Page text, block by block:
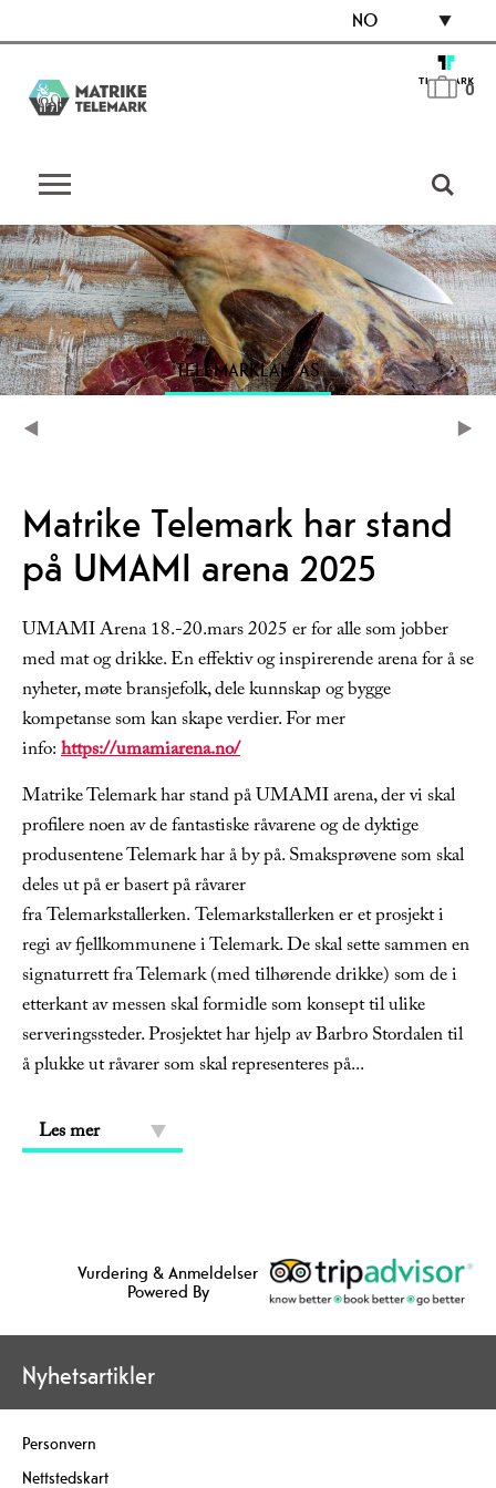
NO
0
TELEMARKLAM AS
Matrike Telemark har stand
på UMAMI arena 2025
UMAMI Arena 18.-20.mars 2025 er for alle som jobber
med mat og drikke. En effektiv og inspirerende arena for å se
nyheter, møte bransjefolk, dele kunnskap og bygge
kompetanse som kan skape verdier. For mer
info:https://umamiarena.no/
Matrike Telemark har stand på UMAMI arena, der vi skal
profilere noen av de fantastiske råvarene og de dyktige
produsentene Telemark har å by på. Smaksprøvene som skal
deles ut på er basert på råvarer
fra Telemarkstallerken. Telemarkstallerken er et prosjekt i
regi av fjellkommunene i Telemark. De skal sette sammen en
signaturrett fra Telemark (med tilhørende drikke) som de i
etterkant av messen skal formidle som konsept til ulike
serveringssteder. Prosjektet har hjelp av Barbro Stordalen til
å plukke ut råvarer som skal representeres på...
Les mer
Vurdering & Anmeldelser
Powered By
Nyhetsartikler
Personvern
Nettstedskart